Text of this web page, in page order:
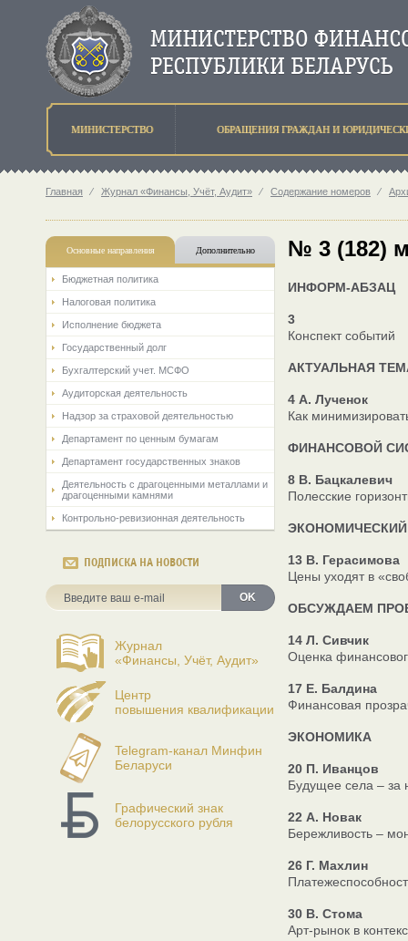
МИНИСТЕРСТВО ОБРАЩЕНИЯ ГРАЖДАН И
Главная ⁄ Журнал «Финансы, Учёт, Аудит» ⁄ Содержание номеров ⁄
Основные направления Дополнительно
Бюджетная политика
Налоговая политика
Исполнение бюджета
Государственный долг
Бухгалтерский учет. МСФО
Аудиторская деятельность
Надзор за страховой деятельностью
Департамент по ценным бумагам
Департамент государственных знаков
Деятельность с драгоценными металлами и
драгоценными камнями
Контрольно-ревизионная деятельность
ПОДПИСКА НА НОВОСТИ
OK
Журнал
«Финансы, Учёт, Аудит»
Центр
повышения квалификации
Telegram-канал Минфин
Беларуси
Графический знак
белорусского рубля
№ 3 (182)
ИНФОРМ-АБЗАЦ
3
Конспект событий
АКТУАЛЬНАЯ
4 А. Лученок
Как
ФИНАНСОВОЙ
8 В. Бацкалевич
Полесские
13 В. Герасимова
Цены уходят в
ОБСУЖДАЕМ
14 Л. Сивчик
Оценка
17 Е. Балдина
Финансовая
ЭКОНОМИКА
20 П. Иванцов
Будущее села – за
22 А. Новак
Бережливость –
26 Г. Махлин
30 В. Стома
Арт-рынок в